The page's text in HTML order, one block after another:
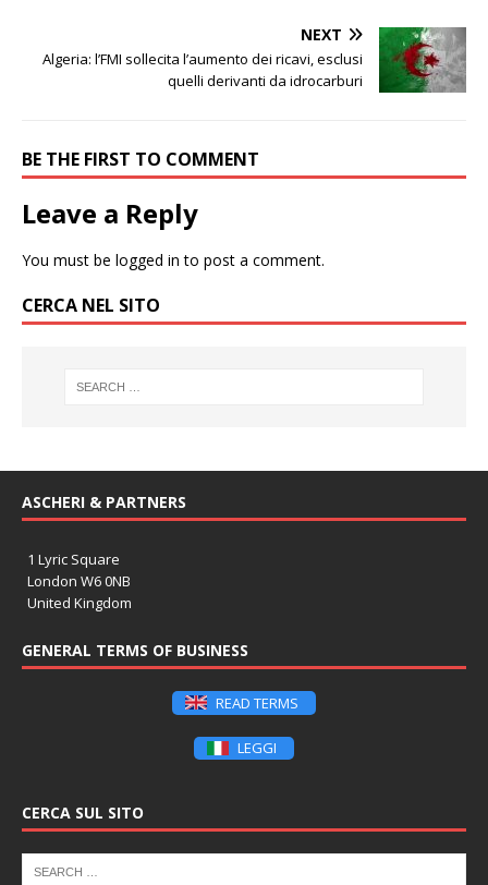
NEXT
Algeria: l’FMI sollecita l’aumento dei ricavi, esclusi
quelli derivanti da idrocarburi
BE THE FIRST TO COMMENT
Leave a Reply
You must be logged in to post a comment.
CERCA NEL SITO
ASCHERI & PARTNERS
1 Lyric Square
London W6 0NB
United Kingdom
GENERAL TERMS OF BUSINESS
READ TERMS
LEGGI
CERCA SUL SITO